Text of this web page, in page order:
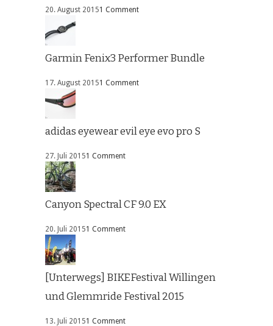
20. August 20151 Comment
Garmin Fenix3 Performer Bundle
17. August 20151 Comment
adidas eyewear evil eye evo pro S
27. Juli 20151 Comment
Canyon Spectral CF 9.0 EX
20. Juli 20151 Comment
[Unterwegs] BIKEFestival Willingen
und Glemmride Festival 2015
13. Juli 20151 Comment